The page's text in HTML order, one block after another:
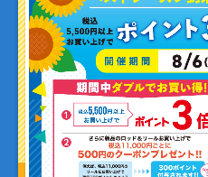
お問い合わせ
利用者資金の保全方法